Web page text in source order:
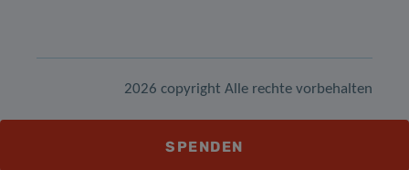
2026 copyright Alle rechte vorbehalten
SPENDEN